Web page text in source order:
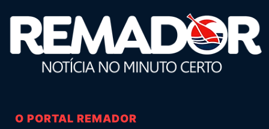
O PORTAL REMADOR